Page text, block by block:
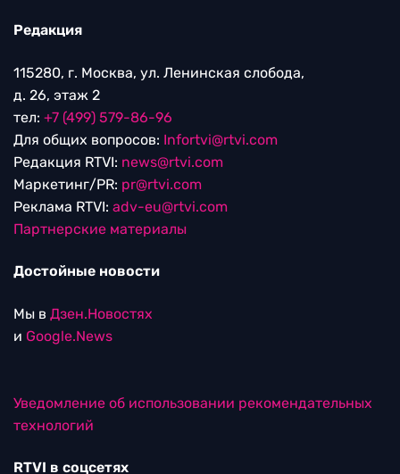
Редакция
115280, г. Москва, ул. Ленинская слобода,
д. 26, этаж 2
тел: +7 (499) 579-86-96
Для общих вопросов: Infortvi@rtvi.com
Редакция RTVI: news@rtvi.com
Маркетинг/PR: pr@rtvi.com
Реклама RTVI: adv-eu@rtvi.com
Партнерские материалы
Достойные новости
Мы в Дзен.Новостях
и Google.News
Уведомление об использовании рекомендательных
технологий
RTVI в соцсетях